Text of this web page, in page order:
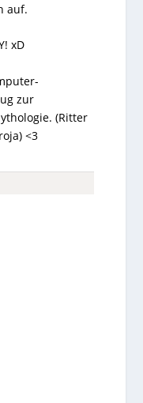
auf.
xD
zur
(Ritter
<3